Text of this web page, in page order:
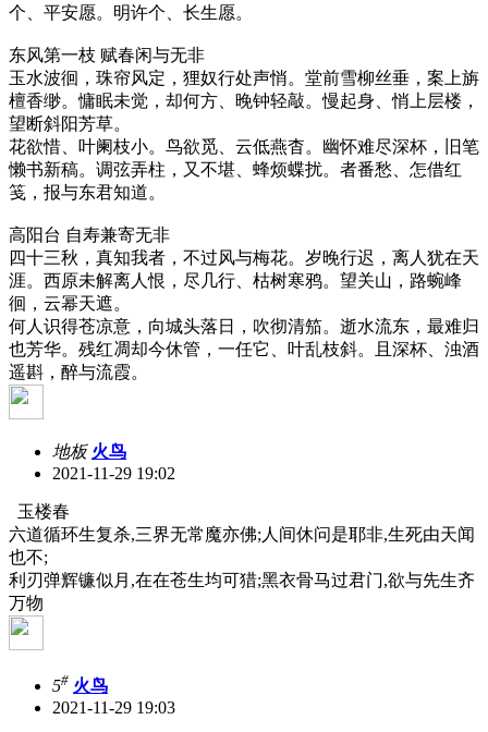
个、平安愿。明许个、长生愿。
东风第一枝 赋春闲与无非
玉水波徊，珠帘风定，狸奴行处声悄。堂前雪柳丝垂，案上旃
檀香缈。慵眠未觉，却何方、晚钟轻敲。慢起身、悄上层楼，
望断斜阳芳草。
花欲惜、叶阑枝小。鸟欲觅、云低燕杳。幽怀难尽深杯，旧笔
懒书新稿。调弦弄柱，又不堪、蜂烦蝶扰。者番愁、怎借红
笺，报与东君知道。
高阳台 自寿兼寄无非
四十三秋，真知我者，不过风与梅花。岁晚行迟，离人犹在天
涯。西原未解离人恨，尽几行、枯树寒鸦。望关山，路蜿峰
徊，云幂天遮。
何人识得苍凉意，向城头落日，吹彻清笳。逝水流东，最难归
也芳华。残红凋却今休管，一任它、叶乱枝斜。且深杯、浊酒
遥斟，醉与流霞。
地板 火鸟
2021-11-29 19:02
玉楼春
六道循环生复杀,三界无常魔亦佛;人间休问是耶非,生死由天闻
也不;
利刃弹辉镰似月,在在苍生均可猎;黑衣骨马过君门,欲与先生齐
万物
5# 火鸟
2021-11-29 19:03